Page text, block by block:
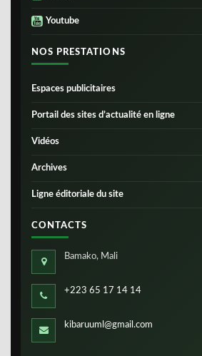
Youtube
NOS PRESTATIONS
Espaces publicitaires
Portail des sites d’actualité en ligne
Vidéos
Archives
Ligne éditoriale du site
CONTACTS
Bamako, Mali
+223 65 17 14 14
kibaruuml@gmail.com